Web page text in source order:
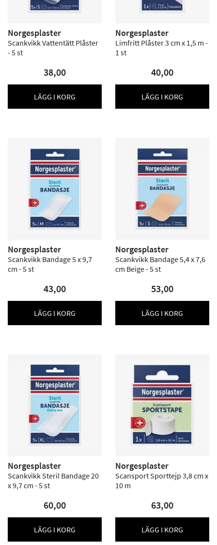
Norgesplaster
Scankvikk Vattentätt Plåster
- 5 st
38,00
LÄGG I KORG
Norgesplaster
Limfritt Plåster 3 cm x 1,5 m -
1 st
40,00
LÄGG I KORG
Norgesplaster
Scankvikk Bandage 5 x 9,7
cm - 5 st
43,00
LÄGG I KORG
Norgesplaster
Scankvikk Bandage 5,4 x 7,6
cm Beige - 5 st
53,00
LÄGG I KORG
Norgesplaster
Scankvikk Steril Bandage 20
x 9,7 cm - 5 st
60,00
LÄGG I KORG
Norgesplaster
Scansport Sporttejp 3,8 cm x
10 m
63,00
LÄGG I KORG